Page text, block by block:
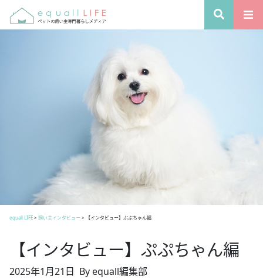
equall LIFE> 飼い主インタビュー > 【インタビュー】ぷぷちゃん編
【インタビュー】ぷぷちゃん編
2025年1月21日 By equall編集部